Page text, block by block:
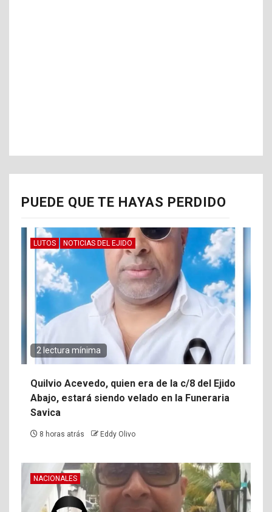
PUEDE QUE TE HAYAS PERDIDO
LUTOS NOTICIAS DEL EJIDO
2 lectura mínima
Quilvio Acevedo, quien era de la c/8 del Ejido
Abajo, estará siendo velado en la Funeraria
Savica
8 horas atrás Eddy Olivo
NACIONALES